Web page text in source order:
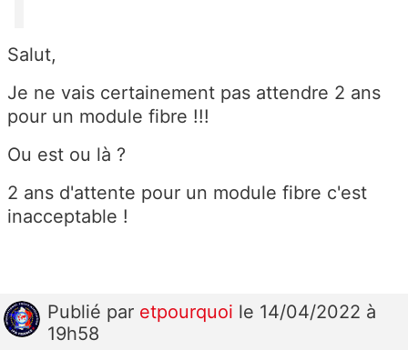
Salut,
Je ne vais certainement pas attendre 2 ans
pour un module fibre !!!
Ou est ou là ?
2 ans d'attente pour un module fibre c'est
inacceptable !
Publié par etpourquoi le 14/04/2022 à
19h58